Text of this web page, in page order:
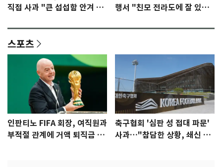
직접 사과 "큰 섭섭함 안겨 미
행서 "친모 전라도에 잘 있
스포츠
인판티노 FIFA 회장, 여직원과
부적절 관계에 거액 퇴직금 지
축구협회 '심판 성 접대 파문'
사과…"참담한 상황, 쇄신 약